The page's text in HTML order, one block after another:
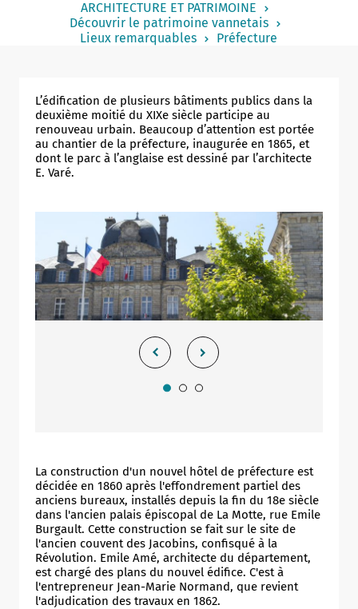
Notaire
Un commerce
ARCHITECTURE ET PATRIMOINE
Découvrir le patrimoine vannetais
Lieux remarquables
Préfecture
L’édification de plusieurs bâtiments publics dans la
deuxième moitié du XIXe siècle participe au
renouveau urbain. Beaucoup d’attention est portée
au chantier de la préfecture, inaugurée en 1865, et
dont le parc à l’anglaise est dessiné par l’architecte
E. Varé.
La construction d'un nouvel hôtel de préfecture est
décidée en 1860 après l'effondrement partiel des
anciens bureaux, installés depuis la fin du 18e siècle
dans l'ancien palais épiscopal de La Motte, rue Emile
Burgault. Cette construction se fait sur le site de
l'ancien couvent des Jacobins, confisqué à la
Révolution. Emile Amé, architecte du département,
est chargé des plans du nouvel édifice. C'est à
l'entrepreneur Jean-Marie Normand, que revient
l'adjudication des travaux en 1862.